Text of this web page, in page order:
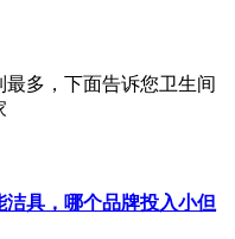
多，下面告诉您卫生间
具，哪个品牌投入小但